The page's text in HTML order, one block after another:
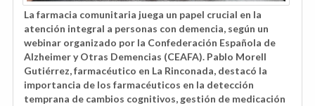
La farmacia comunitaria juega un papel crucial en la
atención integral a personas con demencia, según un
webinar organizado por la Confederación Española de
Alzheimer y Otras Demencias (CEAFA). Pablo Morell
Gutiérrez, farmacéutico en La Rinconada, destacó la
importancia de los farmacéuticos en la detección
temprana de cambios cognitivos, gestión de medicación